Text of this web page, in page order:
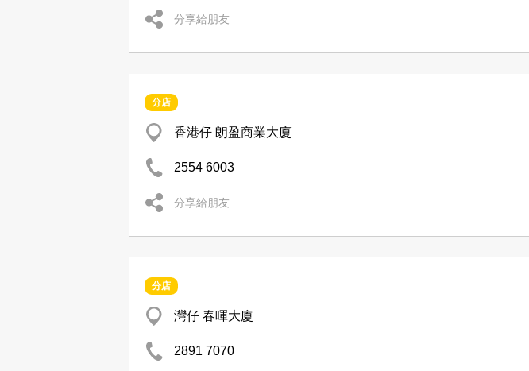
分享給朋友
分店
香港仔 朗盈商業大廈
2554 6003
分享給朋友
分店
灣仔 春暉大廈
2891 7070